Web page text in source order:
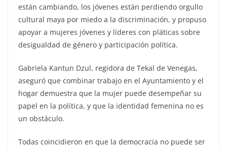
están cambiando, los jóvenes están perdiendo orgullo
cultural maya por miedo a la discriminación, y propuso
apoyar a mujeres jóvenes y líderes con pláticas sobre
desigualdad de género y participación política.
Gabriela Kantun Dzul, regidora de Tekal de Venegas,
aseguró que combinar trabajo en el Ayuntamiento y el
hogar demuestra que la mujer puede desempeñar su
papel en la política, y que la identidad femenina no es
un obstáculo.
Todas coincidieron en que la democracia no puede ser